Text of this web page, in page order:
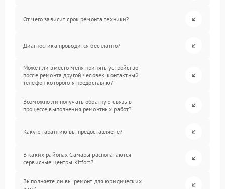
От чего зависит срок ремонта техники?
Диагностика проводится бесплатно?
Может ли вместо меня принять устройство
после ремонта другой человек, контактный
телефон которого я предоставлю?
Возможно ли получать обратную связь в
процессе выполнения ремонтных работ?
Какую гарантию вы предоставляете?
В каких районах Самары располагаются
сервисные центры Kitfort?
Выполняете ли вы ремонт для юридических